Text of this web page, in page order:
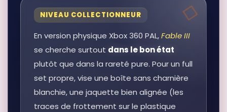
NIVEAU COLLECTIONNEUR
En version physique Xbox 360 PAL,Fable III
se cherche surtout dans le bon état
plutôt que dans la rareté pure. Pour un full
set propre, vise une boîte sans charnière
blanchie, une jaquette bien alignée (les
traces de frottement sur le plastique